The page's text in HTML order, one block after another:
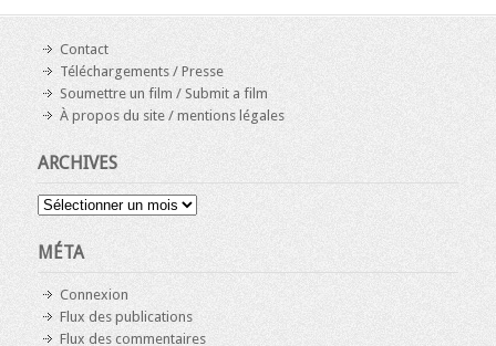
Contact
Téléchargements / Presse
Soumettre un film / Submit a film
À propos du site / mentions légales
ARCHIVES
Archives
MÉTA
Connexion
Flux des publications
Flux des commentaires